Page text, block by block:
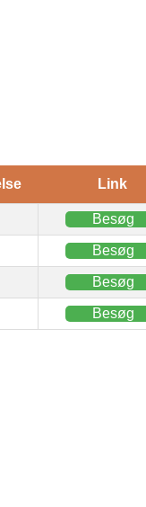
Link
Besøg
Besøg
Besøg
Besøg